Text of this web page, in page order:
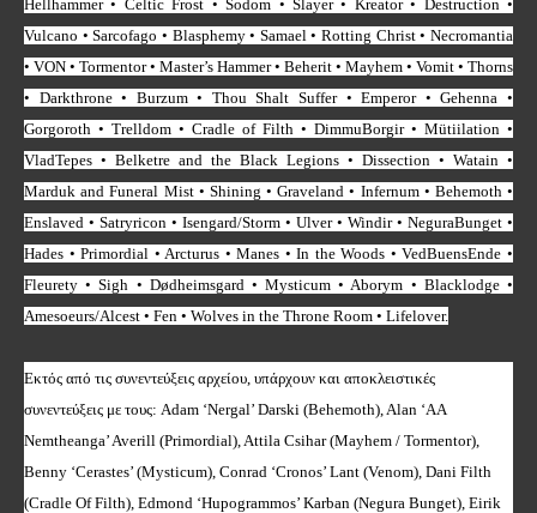
Hellhammer • Celtic Frost • Sodom • Slayer • Kreator • Destruction •
Vulcano • Sarcofago • Blasphemy • Samael • Rotting Christ • Necromantia
• VON • Tormentor • Master’s Hammer • Beherit • Mayhem • Vomit • Thorns
• Darkthrone • Burzum • Thou Shalt Suffer • Emperor • Gehenna •
Gorgoroth • Trelldom • Cradle of Filth • DimmuBorgir • Mütiilation •
VladTepes • Belketre and the Black Legions • Dissection • Watain •
Marduk and Funeral Mist • Shining • Graveland • Infernum • Behemoth •
Enslaved • Satryricon • Isengard/Storm • Ulver • Windir • NeguraBunget •
Hades • Primordial • Arcturus • Manes • In the Woods • VedBuensEnde •
Fleurety • Sigh • Dødheimsgard • Mysticum • Aborym • Blacklodge •
Amesoeurs/Alcest • Fen • Wolves in the Throne Room • Lifelover.
Eκτός από τις συνεντεύξεις αρχείου, υπάρχουν και αποκλειστικές
συνεντεύξεις με τους: Adam ‘Nergal’ Darski (Behemoth), Alan ‘AA
Nemtheanga’ Averill (Primordial), Attila Csihar (Mayhem / Tormentor),
Benny ‘Cerastes’ (Mysticum), Conrad ‘Cronos’ Lant (Venom), Dani Filth
(Cradle Of Filth), Edmond ‘Hupogrammos’ Karban (Negura Bunget), Eirik